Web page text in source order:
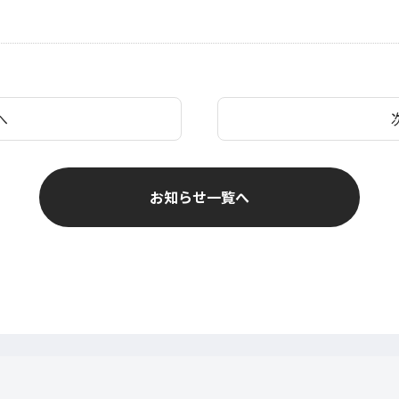
お知らせ一覧へ